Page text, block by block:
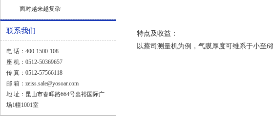
面对越来越复杂
联系我们
电 话：400-1500-108
座 机：0512-50369657
传 真：0512-57566118
邮 箱：zeiss.sale@yosoar.com
地 址：昆山市春晖路664号嘉裕国际广
场1幢1001室
特点及收益：
以蔡司测量机为例，气膜厚度可维系于小至